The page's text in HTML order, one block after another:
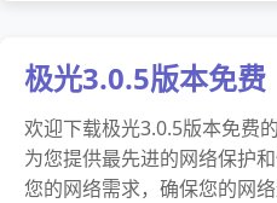
极光3.0.5版本免费
欢迎下载极光3.0.5版本免费
为您提供最先进的网络保护
您的网络需求，确保您的网络